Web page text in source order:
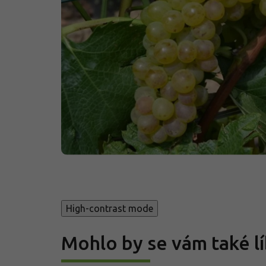
High-contrast mode
Mohlo by se vám také